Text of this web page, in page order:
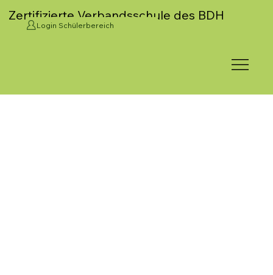
Zertifizierte Verbandsschule des BDH
Login Schülerbereich